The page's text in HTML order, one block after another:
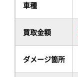
車種
買取金額
ダメージ箇所